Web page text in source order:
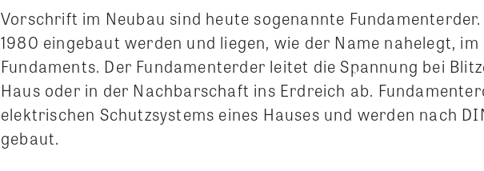
Vorschrift im Neubau sind heute sogenannte
1980 eingebaut werden und liegen, wie der Name nahelegt, im
Fundaments. Der Fundamenterder leitet die Spannung bei
Haus oder in der Nachbarschaft ins Erdreich ab.
elektrischen Schutzsystems eines Hauses und werden nach
gebaut.